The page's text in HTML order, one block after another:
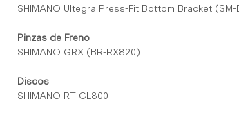
SHIMANO Ultegra Press-Fit Bottom Bracket (SM-
Pinzas de Freno
SHIMANO GRX (BR-RX820)
Discos
SHIMANO RT-CL800